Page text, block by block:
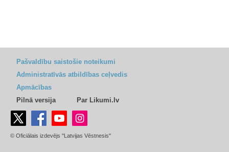
Pašvaldību saistošie noteikumi
Administratīvās atbildības ceļvedis
Apmācības
Pilnā versija
Par Likumi.lv
© Oficiālais izdevējs "Latvijas Vēstnesis"